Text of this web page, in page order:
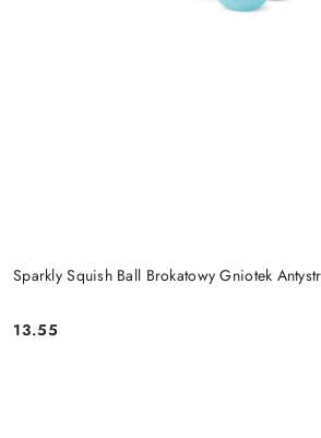
Sparkly Squish Ball Brokatowy Gniotek
Cena:
13.55